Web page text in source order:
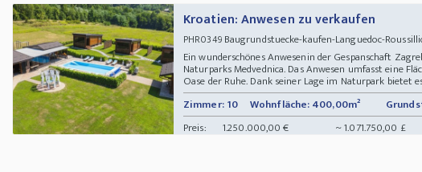
Kroatien: Anwesen zu verkaufen
PHR0349Baugrundstuecke-kaufen-Languedoc-
Ein wunderschönes Anwesenin der Gespanschaft
Naturparks Medvednica. Das Anwesen umfasst eine
Oase der Ruhe. Dank seiner Lage im Naturpark bietet
Zimmer: 10
Wohnfläche: 400,00m²
Preis:
1.250.000,00 € ~ 1.071.750,00 £